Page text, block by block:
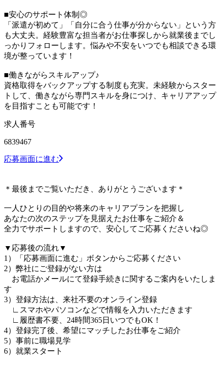
■安心のサポート体制◎
「派遣が初めて」「自分に合う仕事が分からない」という方
も大丈夫。経験豊富な担当者がお仕事探しから就業後までし
っかりフォローします。悩みや不安をいつでも相談できる環
境が整っています！
■働きながらスキルアップ♪
資格取得をバックアップする制度も充実。未経験からスター
トして、働きながら専門スキルを身につけ、キャリアアップ
を目指すことも可能です！
求人番号
6839467
応募画面に進む
＊最後までご覧いただき、ありがとうございます＊
一人ひとりの目的や将来のキャリアプランを把握し
あなたの次のステップを見据えたお仕事をご紹介＆
全力でサポートしますので、安心してご応募くださいね◎
▼応募後の流れ▼
1）「応募画面に進む」ボタンからご応募ください
2）弊社にご登録がない方は
お電話かメールにて登録手続きに関するご案内をいたしま
す
3）登録方法は、来社不要のオンライン登録
∟スマホやパソコンなどで情報を入力いただきます
∟履歴書不要、24時間365日いつでもOK！
4）登録完了後、希望にマッチしたお仕事をご紹介
5）事前に職場見学
6）就業スタート